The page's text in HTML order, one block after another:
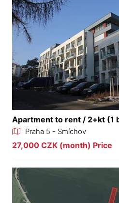
Apartment to rent / 2+kt (1
Praha 5 - Smíchov
27,000 CZK (month) Price